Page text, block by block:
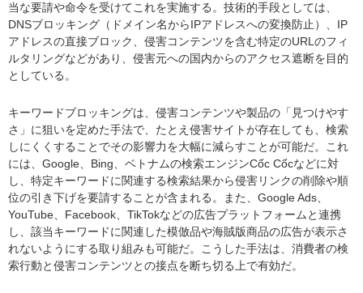
当な要請や命令を受けてこれを実施する。技術的手段としては、
DNSブロッキング（ドメイン名からIPアドレスへの変換防止）、IP
アドレスの直接ブロック、侵害コンテンツを含む特定のURLのフィ
ルタリングなどがあり、侵害元への国内からのアクセス遮断を目的
としている。
キーワードブロッキングは、侵害コンテンツや製品の「見つけやす
さ」に狙いを定めた手法で、たとえ侵害サイトが存在しても、検索
しにくくすることでその影響力を大幅に減らすことが可能だ。これ
には、Google、Bing、ベトナムの検索エンジンCốc Cốcなどに対
し、特定キーワードに関連する検索結果から侵害リンクの削除や順
位の引き下げを要請することが含まれる。また、Google Ads、
YouTube、Facebook、TikTokなどの広告プラットフォームと連携
し、該当キーワードに関連した模倣品や海賊版商品の広告が表示さ
れないようにする取り組みも可能だ。こうした手法は、消費者の検
索行動と侵害コンテンツとの接点を断ち切る上で有効だ。